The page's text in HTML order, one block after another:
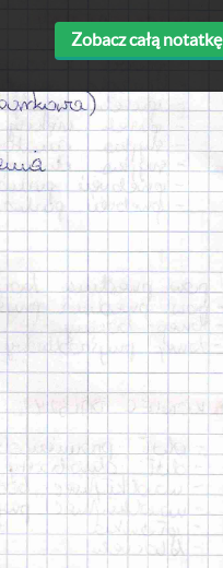
Zobacz całą notatkę